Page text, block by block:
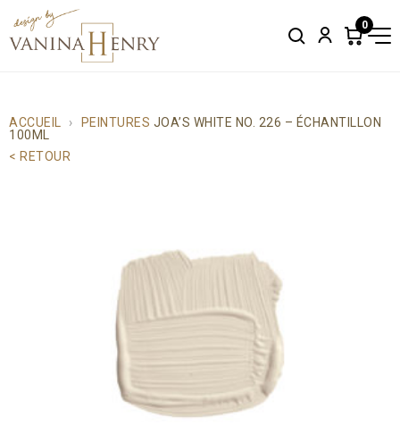
SearchAccount
0
Items
ACCUEIL PEINTURES JOA’S WHITE NO. 226 – ÉCHANTILLON
100ML
< RETOUR